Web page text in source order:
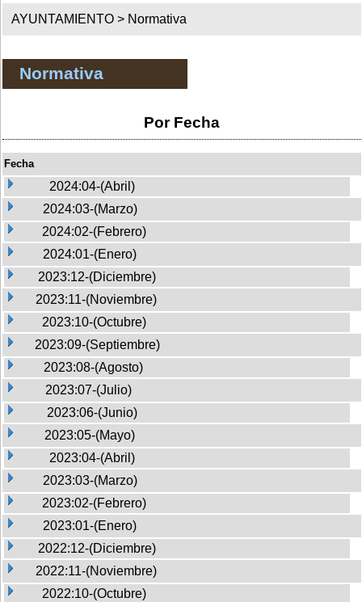
AYUNTAMIENTO > Normativa
Normativa
Por Fecha
Fecha
2024:04-(Abril)
2024:03-(Marzo)
2024:02-(Febrero)
2024:01-(Enero)
2023:12-(Diciembre)
2023:11-(Noviembre)
2023:10-(Octubre)
2023:09-(Septiembre)
2023:08-(Agosto)
2023:07-(Julio)
2023:06-(Junio)
2023:05-(Mayo)
2023:04-(Abril)
2023:03-(Marzo)
2023:02-(Febrero)
2023:01-(Enero)
2022:12-(Diciembre)
2022:11-(Noviembre)
2022:10-(Octubre)